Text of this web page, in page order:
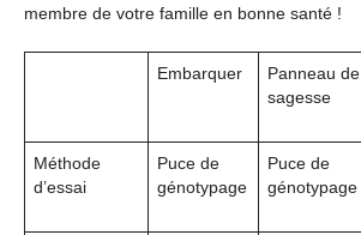
membre de votre famille en bonne santé !
Embarquer
Panneau de
sagesse
Méthode
d’essai
Puce de
génotypage
Puce de
génotypage